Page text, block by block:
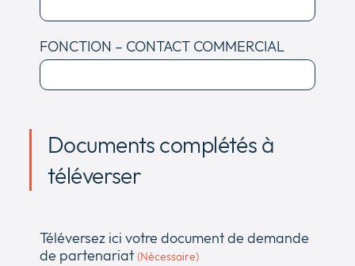
FONCTION – CONTACT COMMERCIAL
Documents complétés à
téléverser
Téléversez ici votre document de demande
de partenariat (Nécessaire)